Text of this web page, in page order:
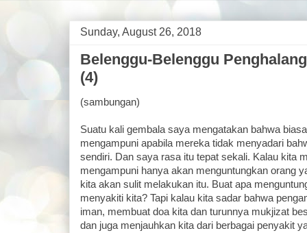
Sunday, August 26, 2018
Belenggu-Belenggu
(4)
(sambungan)
Suatu kali gembala saya mengatakan bahwa
mengampuni apabila mereka tidak menyadari
sendiri. Dan saya rasa itu tepat sekali. Kalau kita
mengampuni hanya akan menguntungkan orang
kita akan sulit melakukan itu. Buat apa
menyakiti kita? Tapi kalau kita sadar bahwa
iman, membuat doa kita dan turunnya mukjizat
dan juga menjauhkan kita dari berbagai penyakit